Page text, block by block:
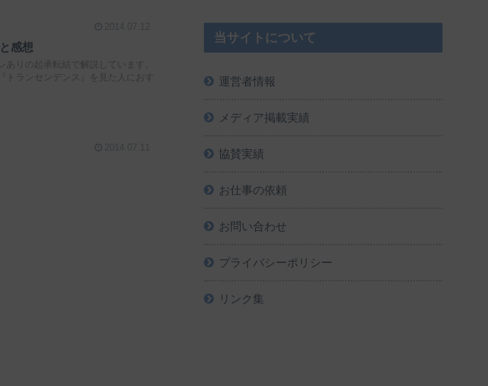
感想
りの起承転結で解説しています。
ランセンデンス』を見た人におす
当サイトについて
運営者情報
メディア掲載実績
協賛実績
お仕事の依頼
お問い合わせ
プライバシーポリシー
リンク集